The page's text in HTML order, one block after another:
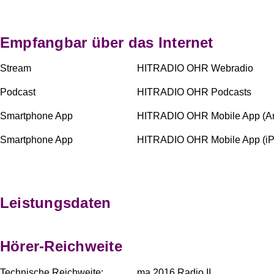
Empfangbar über das Internet
Stream HITRADIO OHR Webradio
Podcast HITRADIO OHR Podcasts
Smartphone App HITRADIO OHR Mobile App
Smartphone App HITRADIO OHR Mobile App
Leistungsdaten
Hörer-Reichweite